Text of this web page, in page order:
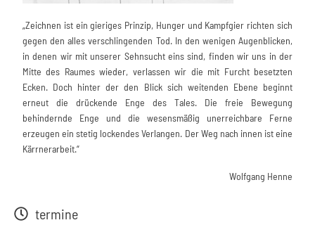
„Zeichnen ist ein gieriges Prinzip, Hunger und Kampfgier richten sich
gegen den alles verschlingenden Tod. In den wenigen Augenblicken,
in denen wir mit unserer Sehnsucht eins sind, finden wir uns in der
Mitte des Raumes wieder, verlassen wir die mit Furcht besetzten
Ecken. Doch hinter der den Blick sich weitenden Ebene beginnt
erneut die drückende Enge des Tales. Die freie Bewegung
behindernde Enge und die wesensmäßig unerreichbare Ferne
erzeugen ein stetig lockendes Verlangen. Der Weg nach innen ist eine
Kärrnerarbeit.“
Wolfgang Henne
termine